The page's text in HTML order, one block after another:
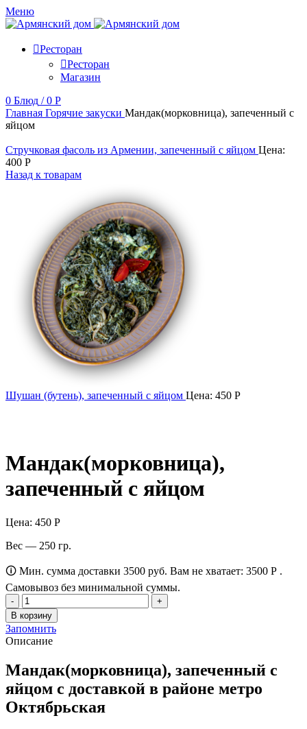
Меню
Ресторан
Ресторан
Магазин
0 Блюд / 0 Р
Главная Горячие закуски Мандак(морковница), запеченный с
яйцом
Стручковая фасоль из Армении, запеченный с яйцом Цена:
400 Р
Назад к товарам
Шушан (бутень), запеченный с яйцом Цена: 450 Р
Мандак(морковница),
запеченный с яйцом
Цена: 450 Р
Вес — 250 гр.
🛈 Мин. сумма доставки 3500 руб. Вам не хватает: 3500 Р .
Самовывоз без минимальной суммы.
Количество
товара
Мандак(морковница),
запеченный
с
В корзину
Запомнить
Описание
Мандак(морковница), запеченный с
яйцом с доставкой в районе метро
Октябрьская